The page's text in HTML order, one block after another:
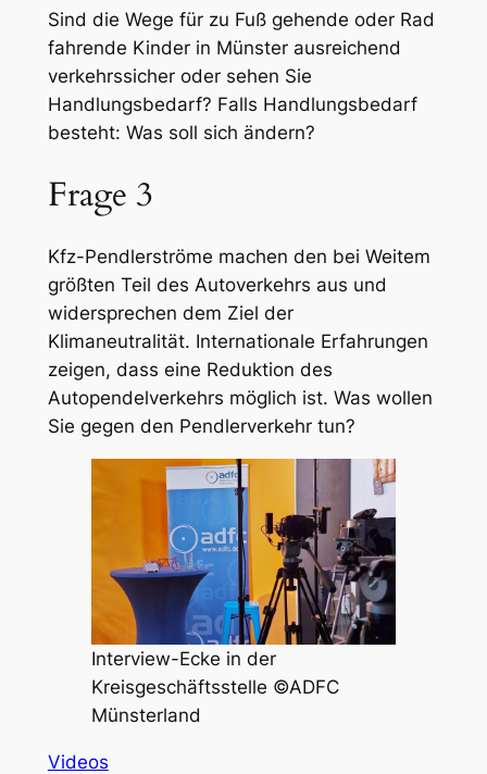
Sind die Wege für zu Fuß gehende oder Rad
fahrende Kinder in Münster ausreichend
verkehrssicher oder sehen Sie
Handlungsbedarf? Falls Handlungsbedarf
besteht: Was soll sich ändern?
Frage 3
Kfz-Pendlerströme machen den bei Weitem
größten Teil des Autoverkehrs aus und
widersprechen dem Ziel der
Klimaneutralität. Internationale Erfahrungen
zeigen, dass eine Reduktion des
Autopendelverkehrs möglich ist. Was wollen
Sie gegen den Pendlerverkehr tun?
Interview-Ecke in der
Kreisgeschäftsstelle ©ADFC
Münsterland
Videos